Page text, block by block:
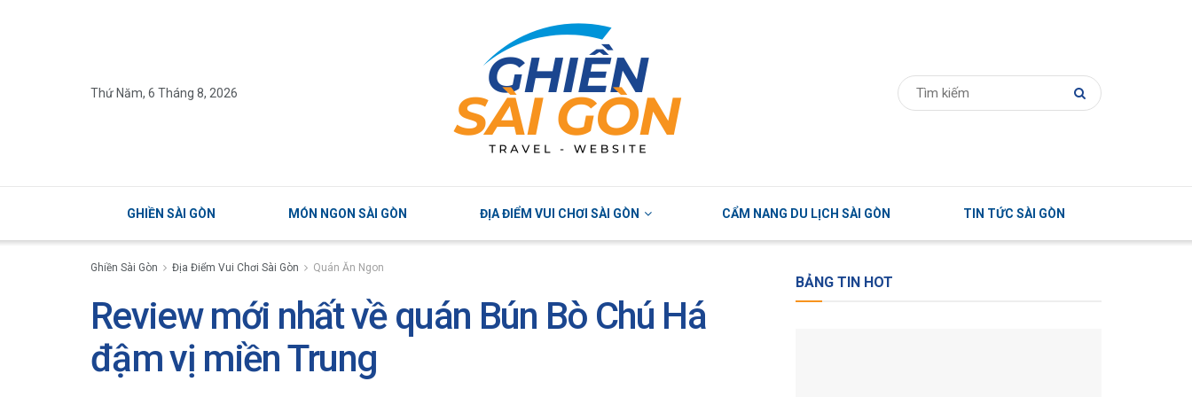
Thứ Năm, 6 Tháng 8, 2026
GHIỀN SÀI GÒN MÓN NGON SÀI GÒN ĐỊA ĐIỂM VUI CHƠI SÀI GÒN CẨM NANG DU LỊCH SÀI GÒN TIN TỨC SÀI GÒN
Ghiền Sài Gòn Địa Điểm Vui Chơi Sài Gòn Quán Ăn Ngon
Review mới nhất về quán Bún Bò Chú Há
đậm vị miền Trung
BẢNG TIN HOT